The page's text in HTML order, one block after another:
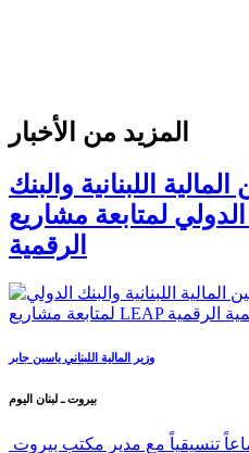
المزيد من الأخبار
اللبنانية والبنك
الدولي لمتابعة مشاريع LEAP والتنمية
الرقمية
وزير المالية اللبناني ياسين جابر
بيروت ـ لبنان اليوم